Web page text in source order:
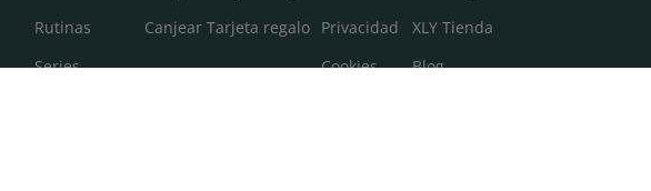
Rutinas
Series
Canjear Tarjeta regalo Privacidad
Cookies
XLY Tienda
Blog